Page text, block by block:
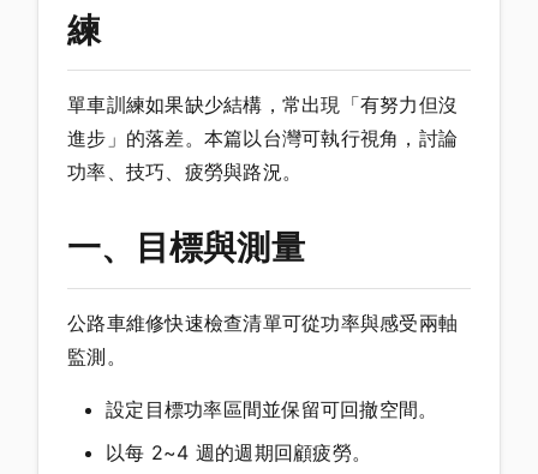
練
單車訓練如果缺少結構，常出現「有努力但沒
進步」的落差。本篇以台灣可執行視角，討論
功率、技巧、疲勞與路況。
一、目標與測量
公路車維修快速檢查清單可從功率與感受兩軸
監測。
設定目標功率區間並保留可回撤空間。
以每 2~4 週的週期回顧疲勞。